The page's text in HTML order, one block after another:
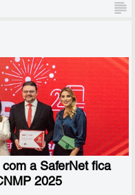
a SaferNet fica
2025